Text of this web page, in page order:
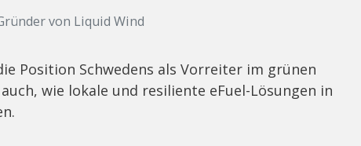
von Liquid Wind
Position Schwedens als Vorreiter im grünen
wie lokale und resiliente eFuel-Lösungen in